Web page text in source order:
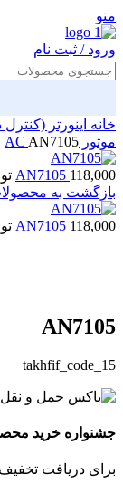
منو
ورود / ثبت نام
خانه اینورتر
موتور AC AN7105
AN7105 118,000
بازگشت به
AN7105 118,000
AN7105
takhfif_code_15
جشنواره خرید
برای دریافت تخفیف 20 درصدی عجله کنید!